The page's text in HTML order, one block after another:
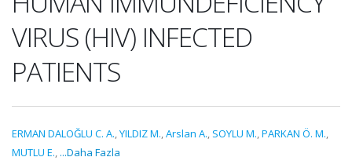
VIRUS (HIV) INFECTED
PATIENTS
ERMAN DALOĞLU C. A.,YILDIZ M.,Arslan A., SOYLU M.,PARKAN Ö. M.,
MUTLU E., ...Daha Fazla